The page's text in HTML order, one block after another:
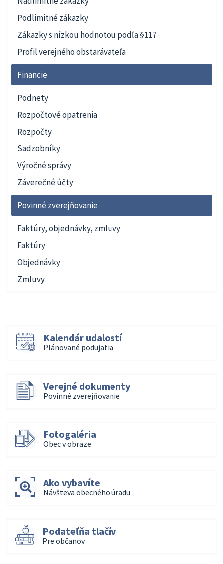
Podlimitné zákazky
Zákazky s nízkou hodnotou podľa §117
Profil verejného obstarávateľa
Financie
Podnety
Rozpočtové opatrenia
Rozpočty
Sadzobníky
Výročné správy
Záverečné účty
Povinné zverejňovanie
Faktúry, objednávky, zmluvy
Faktúry
Objednávky
Zmluvy
Kalendár udalostí
Plánované podujatia
Verejné dokumenty
Povinné zverejňovanie
Fotogaléria
Obec v obraze
Ako vybavíte
Návšteva obecného úradu
Podateľňa tlačív
Pre občanov